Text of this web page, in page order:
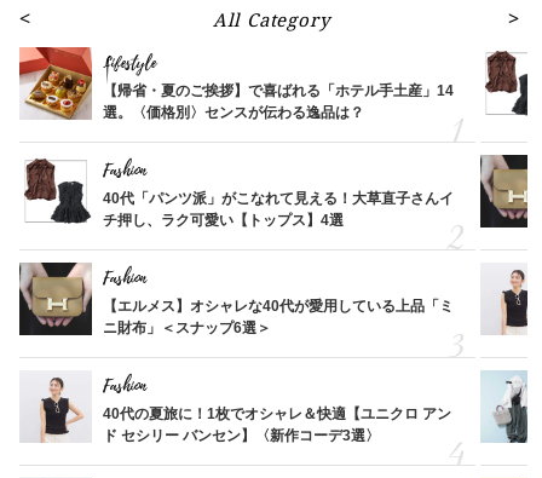
All Category
Lifestyle
【帰省・夏のご挨拶】で喜ばれる「ホテル手土産」14
選。〈価格別〉センスが伝わる逸品は？
Fashion
40代「パンツ派」がこなれて見える！大草直子さんイ
チ押し、ラク可愛い【トップス】4選
Fashion
【エルメス】オシャレな40代が愛用している上品「ミ
ニ財布」＜スナップ6選＞
Fashion
40代の夏旅に！1枚でオシャレ＆快適【ユニクロ アン
ド セシリー バンセン】〈新作コーデ3選〉